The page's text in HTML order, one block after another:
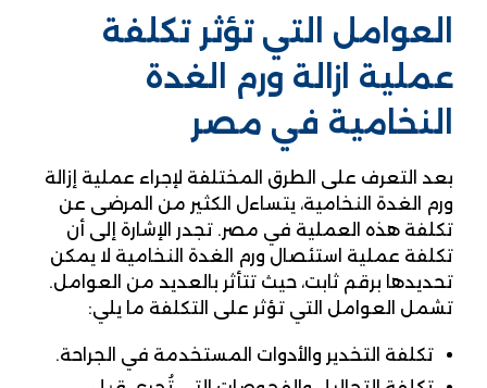
العوامل التي تؤثر تكلفة
عملية ازالة ورم الغدة
النخامية في مصر
بعد التعرف على الطرق المختلفة لإجراء عملية إزالة
ورم الغدة النخامية، يتساءل الكثير من المرضى عن
تكلفة هذه العملية في مصر. تجدر الإشارة إلى أن
تكلفة عملية استئصال ورم الغدة النخامية لا يمكن
تحديدها برقم ثابت، حيث تتأثر بالعديد من العوامل.
تشمل العوامل التي تؤثر على التكلفة ما يلي:
تكلفة التخدير والأدوات المستخدمة في الجراحة.